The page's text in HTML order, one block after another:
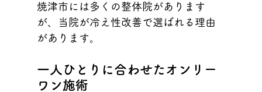
焼津市には多くの整体院があります
が、当院が冷え性改善で選ばれる理由
があります。
一人ひとりに合わせたオンリー
ワン施術